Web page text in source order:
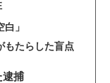
」
もたらした盲点
逮捕